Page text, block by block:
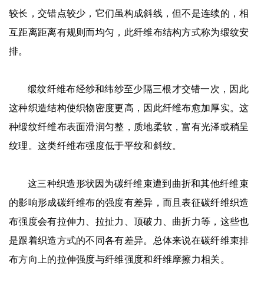
较长，交错点较少，它们虽构成斜线，但不是连续的，相
互距离距离有规则而均匀，此纤维布结构方式称为缎纹安
排。
缎纹纤维布经纱和纬纱至少隔三根才交错一次，因此
这种织造结构使织物密度更高，因此纤维布愈加厚实。这
种缎纹纤维布表面滑润匀整，质地柔软，富有光泽或稍呈
纹理。这类纤维布强度低于平纹和斜纹。
这三种织造形状因为碳纤维束遭到曲折和其他纤维束
的影响形成碳纤维布的强度有差异，而且表征碳纤维织造
布强度会有拉伸力、拉扯力、顶破力、曲折力等，这些也
是跟着织造方式的不同各有差异。总体来说在碳纤维束排
布方向上的拉伸强度与纤维强度和纤维摩擦力相关。